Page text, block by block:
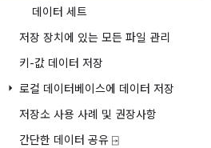
데이터 세트
저장 장치에 있는 모든 파일 관리
키-값 데이터 저장
로컬 데이터베이스에 데이터 저장
저장소 사용 사례 및 권장사항
간단한 데이터 공유 ⍈